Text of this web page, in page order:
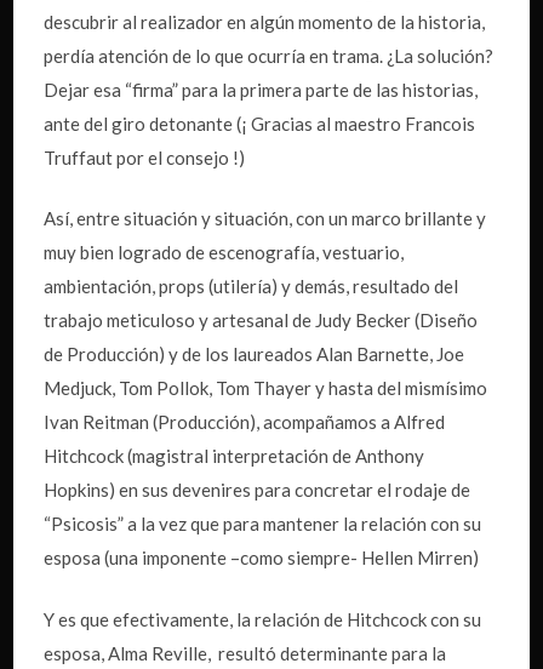
descubrir al realizador en algún momento de la historia,
perdía atención de lo que ocurría en trama. ¿La solución?
Dejar esa “firma” para la primera parte de las historias,
ante del giro detonante (¡ Gracias al maestro Francois
Truffaut por el consejo !)
Así, entre situación y situación, con un marco brillante y
muy bien logrado de escenografía, vestuario,
ambientación, props (utilería) y demás, resultado del
trabajo meticuloso y artesanal de Judy Becker (Diseño
de Producción) y de los laureados Alan Barnette, Joe
Medjuck, Tom Pollok, Tom Thayer y hasta del mismísimo
Ivan Reitman (Producción), acompañamos a Alfred
Hitchcock (magistral interpretación de Anthony
Hopkins) en sus devenires para concretar el rodaje de
“Psicosis” a la vez que para mantener la relación con su
esposa (una imponente –como siempre- Hellen Mirren)
Y es que efectivamente, la relación de Hitchcock con su
esposa, Alma Reville, resultó determinante para la